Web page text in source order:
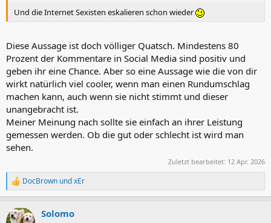
Und die Internet Sexisten eskalieren schon wieder
Diese Aussage ist doch völliger Quatsch. Mindestens 80
Prozent der Kommentare in Social Media sind positiv und
geben ihr eine Chance. Aber so eine Aussage wie die von dir
wirkt natürlich viel cooler, wenn man einen Rundumschlag
machen kann, auch wenn sie nicht stimmt und dieser
unangebracht ist.
Meiner Meinung nach sollte sie einfach an ihrer Leistung
gemessen werden. Ob die gut oder schlecht ist wird man
sehen.
Zuletzt bearbeitet: 12 Apr. 2026
R
e
k
DocBrown undxEr
Solomo